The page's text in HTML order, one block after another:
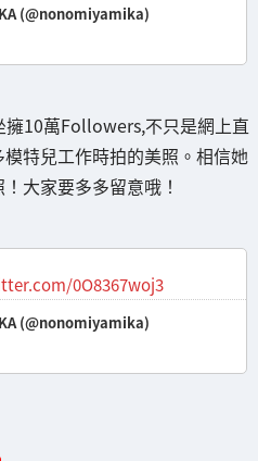
(@nonomiyamika)
10萬Followers,不只是網上直
特兒工作時拍的美照。相信她
大家要多多留意哦！
0O8367woj3
(@nonomiyamika)